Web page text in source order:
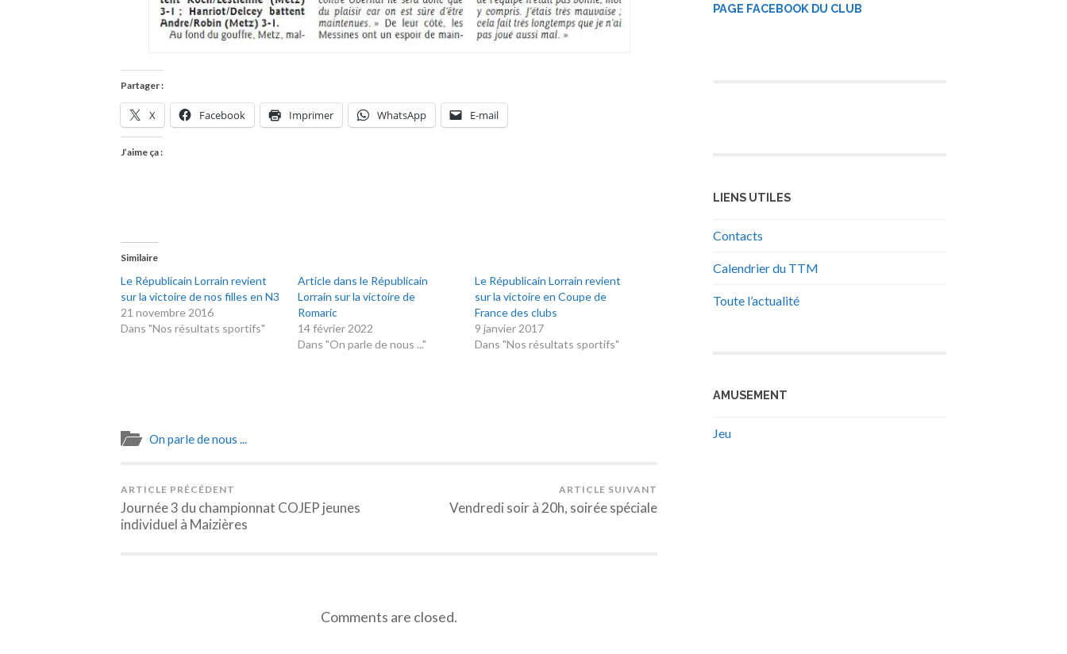
Partager :
X Facebook Imprimer WhatsApp E-mail
J’aime ça :
Similaire
Le Républicain Lorrain revient
sur la victoire de nos filles en N3
21 novembre 2016
Dans "Nos résultats sportifs"
Article dans le Républicain
Lorrain sur la victoire de
Romaric
14 février 2022
Dans "On parle de nous ..."
Le Républicain Lorrain revient
sur la victoire en Coupe de
France des clubs
9 janvier 2017
Dans "Nos résultats sportifs"
On parle de nous ...
ARTICLE PRÉCÉDENT
Journée 3 du championnat COJEP jeunes
individuel à Maizières
ARTICLE SUIVANT
Vendredi soir à 20h, soirée spéciale
Comments are closed.
PAGE FACEBOOK DU CLUB
LIENS UTILES
Contacts
Calendrier du TTM
Toute l’actualité
AMUSEMENT
Jeu